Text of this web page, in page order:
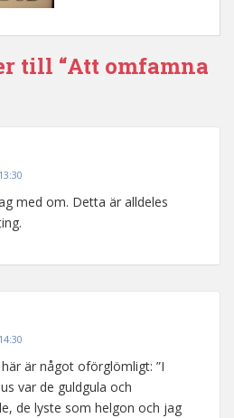
till “Att omfamna
med om. Detta är alldeles
är något oförglömligt: ”I
var de guldgula och
de lyste som helgon och jag